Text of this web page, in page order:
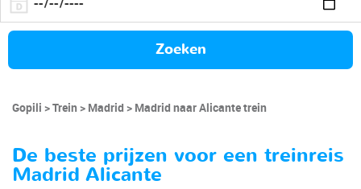
Zoeken
Gopili Trein Madrid Madrid naar Alicante trein
De beste prijzen voor een treinreis
Madrid Alicante